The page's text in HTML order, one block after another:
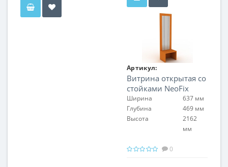
Артикул:
FIN.S.60.H.NF.00
Витрина открытая со
стойками NeoFix
Ширина
637 мм
Глубина
469 мм
Высота
2162
мм
0